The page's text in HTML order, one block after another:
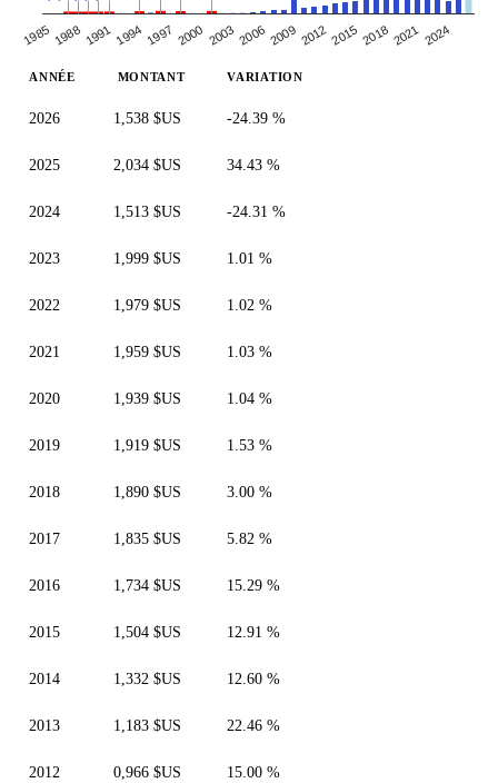
1985 1988 1991 1994 1997 2000 20032006 2009 20122015 20182021 2024
ANNÉE MONTANT VARIATION
2026 1,538 $US -24.39 %
2025 2,034 $US 34.43 %
2024 1,513 $US -24.31 %
2023 1,999 $US 1.01 %
2022 1,979 $US 1.02 %
2021 1,959 $US 1.03 %
2020 1,939 $US 1.04 %
2019 1,919 $US 1.53 %
2018 1,890 $US 3.00 %
2017 1,835 $US 5.82 %
2016 1,734 $US 15.29 %
2015 1,504 $US 12.91 %
2014 1,332 $US 12.60 %
2013 1,183 $US 22.46 %
2012 0,966 $US 15.00 %